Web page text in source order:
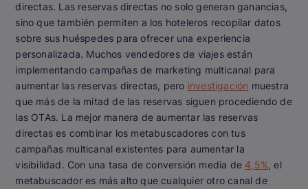
directas. Las reservas directas no solo generan ganancias,
sino que también permiten a los hoteleros recopilar datos
sobre sus huéspedes para ofrecer una experiencia
personalizada. Muchos vendedores de viajes están
implementando campañas de marketing multicanal para
aumentar las reservas directas, pero investigación muestra
que más de la mitad de las reservas siguen procediendo de
las OTAs. La mejor manera de aumentar las reservas
directas es combinar los metabuscadores con tus
campañas multicanal existentes para aumentar la
visibilidad. Con una tasa de conversión media de 4,5%, el
metabuscador es más alto que cualquier otro canal de